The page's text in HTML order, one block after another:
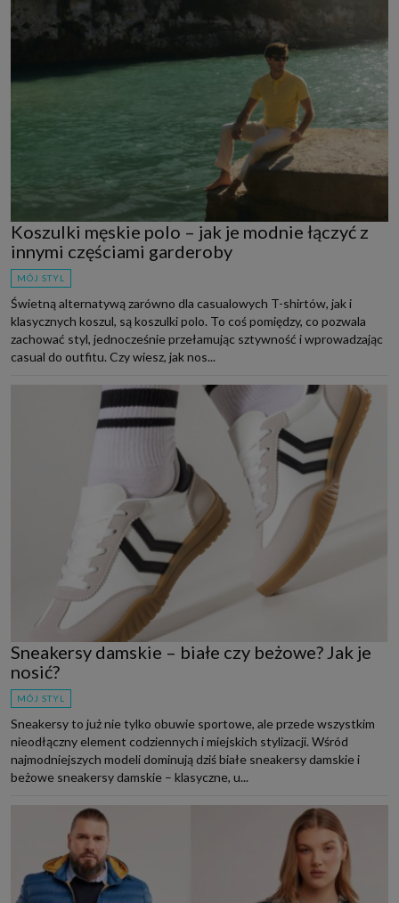
Koszulki męskie polo – jak je modnie łączyć z
innymi częściami garderoby
MÓJ STYL
Świetną alternatywą zarówno dla casualowych T-shirtów, jak i
klasycznych koszul, są koszulki polo. To coś pomiędzy, co pozwala
zachować styl, jednocześnie przełamując sztywność i wprowadzając
casual do outfitu. Czy wiesz, jak nos...
Sneakersy damskie – białe czy beżowe? Jak je
nosić?
MÓJ STYL
Sneakersy to już nie tylko obuwie sportowe, ale przede wszystkim
nieodłączny element codziennych i miejskich stylizacji. Wśród
najmodniejszych modeli dominują dziś białe sneakersy damskie i
beżowe sneakersy damskie – klasyczne, u...